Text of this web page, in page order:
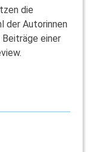
die
der Autorinnen
einer